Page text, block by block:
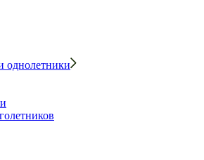
однолетники